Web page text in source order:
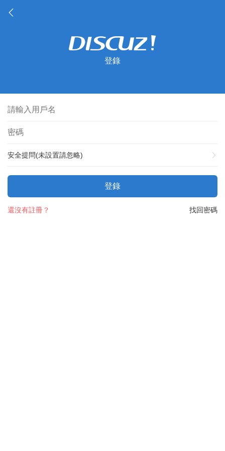
登錄
安全提問(未設置請忽略)
登錄
找回密碼
還沒有註冊？